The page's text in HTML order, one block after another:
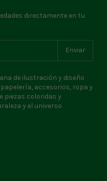
directamente en tu
de ilustración y diseño
accesorios, ropa y
piezas coloridas y
y el universo